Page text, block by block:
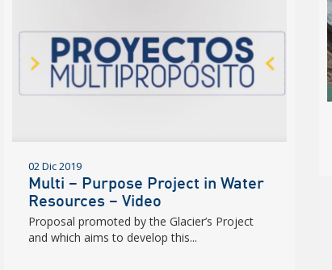
02 Dic 2019
Proyecto Multipropósito en
Recursos Hídricos
Propuesta impulsada por el Proyecto
Glaciares+ y que tiene como fin desarrollar...